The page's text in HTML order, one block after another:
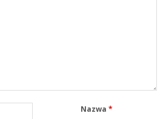
Nazwa*